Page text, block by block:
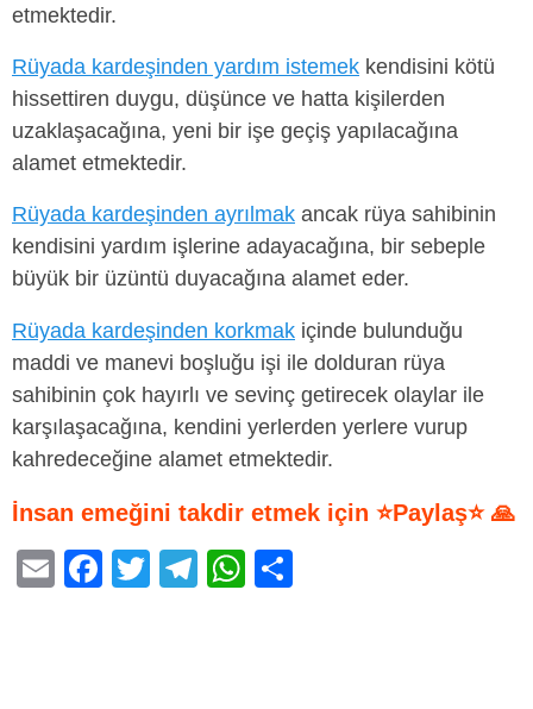
etmektedir.
Rüyada kardeşinden yardım istemek kendisini kötü
hissettiren duygu, düşünce ve hatta kişilerden
uzaklaşacağına, yeni bir işe geçiş yapılacağına
alamet etmektedir.
Rüyada kardeşinden ayrılmak ancak rüya sahibinin
kendisini yardım işlerine adayacağına, bir sebeple
büyük bir üzüntü duyacağına alamet eder.
Rüyada kardeşinden korkmak içinde bulunduğu
maddi ve manevi boşluğu işi ile dolduran rüya
sahibinin çok hayırlı ve sevinç getirecek olaylar ile
karşılaşacağına, kendini yerlerden yerlere vurup
kahredeceğine alamet etmektedir.
İnsan emeğini takdir etmek için ⭐Paylaş⭐ 🙏
E
F
T
T
W